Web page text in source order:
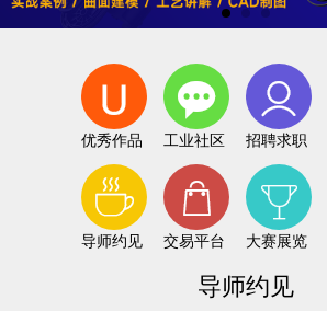
优秀作品 工业社区 招聘求职
导师约见 交易平台 大赛展览
导师约见